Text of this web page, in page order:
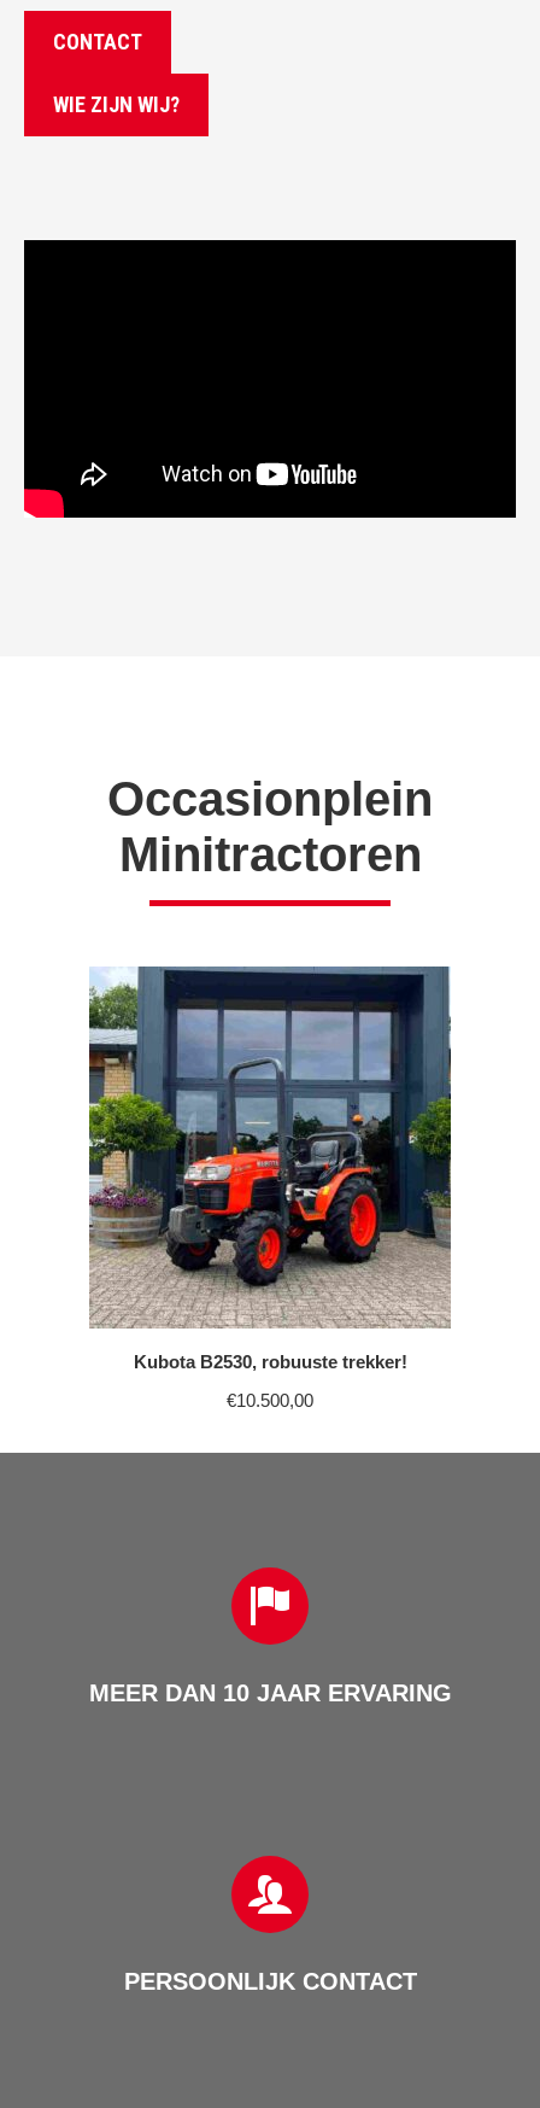
CONTACT
WIE ZIJN WIJ?
Occasionplein
Minitractoren
Kubota B2530, robuuste trekker!
€10.500,00
MEER DAN 10 JAAR ERVARING
PERSOONLIJK CONTACT